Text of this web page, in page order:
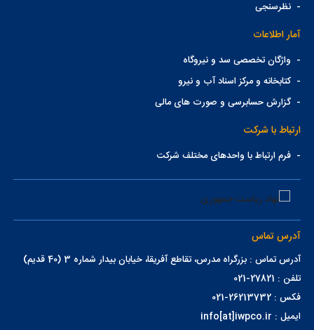
-نظرسنجی
آمار اطلاعات
- واژگان تخصصی سد و نیروگاه
-کتابخانه و مرکز اسناد آب و نیرو
-گزارش حسابرسی و صورت های مالی
ارتباط با شرکت
-فرم ارتباط با واحدهای مختلف شرکت
آدرس تماس
آدرس تماس : بزرگراه مدرس، تقاطع آفریقا، خیابان بیدار شماره 3 (40 قدیم)
تلفن : 27821-021
فکس : 26213732-021
ایمیل : info[at]iwpco.ir